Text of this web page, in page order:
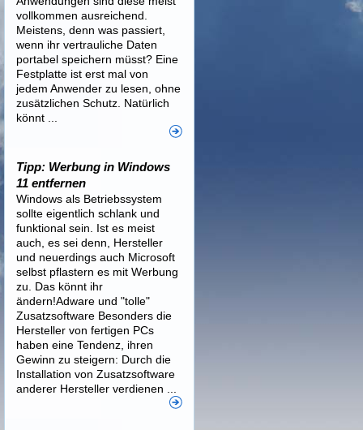
vollkommen ausreichend.
Meistens, denn was passiert,
wenn ihr vertrauliche Daten
portabel speichern müsst? Eine
Festplatte ist erst mal von
jedem Anwender zu lesen, ohne
zusätzlichen Schutz. Natürlich
könnt ...
Tipp: Werbung in Windows
11 entfernen
Windows als Betriebssystem
sollte eigentlich schlank und
funktional sein. Ist es meist
auch, es sei denn, Hersteller
und neuerdings auch Microsoft
selbst pflastern es mit Werbung
zu. Das könnt ihr
ändern!Adware und "tolle"
Zusatzsoftware Besonders die
Hersteller von fertigen PCs
haben eine Tendenz, ihren
Gewinn zu steigern: Durch die
Installation von Zusatzsoftware
anderer Hersteller verdienen ...